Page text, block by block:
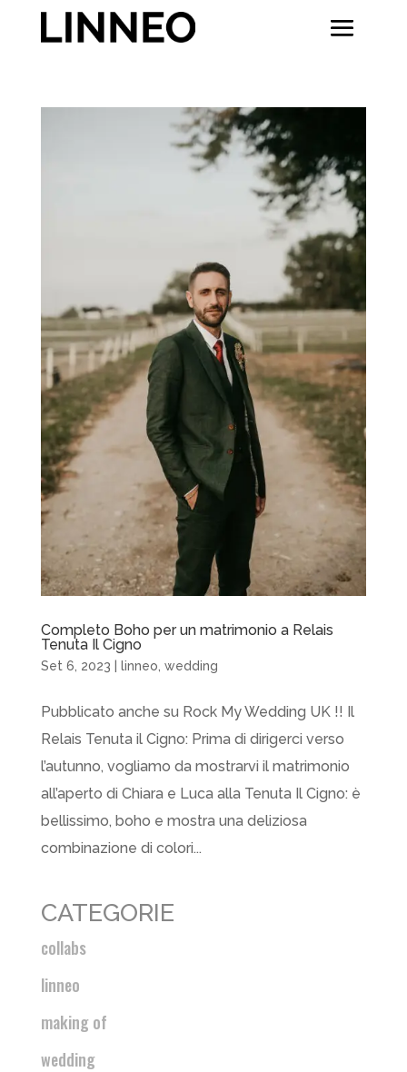
Completo Boho per un matrimonio a Relais
Tenuta Il Cigno
Set 6, 2023 | linneo wedding
Pubblicato anche su Rock My Wedding UK !! Il
Relais Tenuta il Cigno: Prima di dirigerci verso
l’autunno, vogliamo da mostrarvi il matrimonio
all’aperto di Chiara e Luca alla Tenuta Il Cigno: è
bellissimo, boho e mostra una deliziosa
combinazione di colori...
CATEGORIE
collabs
linneo
making of
wedding